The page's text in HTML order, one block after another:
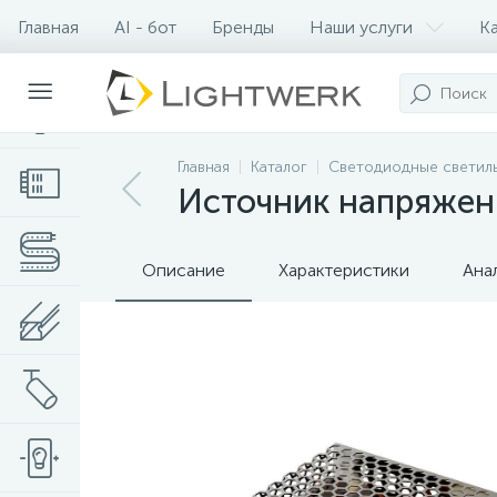
Главная AI - бот Бренды Наши услуги
Контакты
Главная Каталог Светодиодные
Источник
Описание Характеристики